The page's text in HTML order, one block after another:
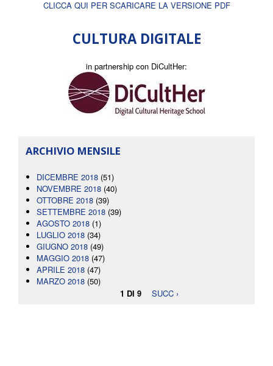
CLICCA QUI PER SCARICARE LA VERSIONE PDF
CULTURA DIGITALE
in partnership con DiCultHer:
ARCHIVIO MENSILE
DICEMBRE 2018 (51)
NOVEMBRE 2018 (40)
OTTOBRE 2018 (39)
SETTEMBRE 2018 (39)
AGOSTO 2018 (1)
LUGLIO 2018 (34)
GIUGNO 2018 (49)
MAGGIO 2018 (47)
APRILE 2018 (47)
MARZO 2018 (50)
1 DI 9
SUCC ›